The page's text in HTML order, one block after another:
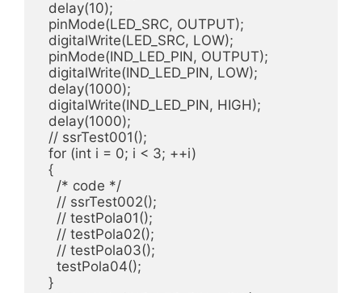
  delay(10);
  pinMode(LED_SRC, OUTPUT);
  digitalWrite(LED_SRC, LOW);
  pinMode(IND_LED_PIN, OUTPUT);
  digitalWrite(IND_LED_PIN, LOW);
  delay(1000);
  digitalWrite(IND_LED_PIN, HIGH);
  delay(1000);
  // ssrTest001();
  for (int i = 0; i < 3; ++i)
  {
    /* code */
    // ssrTest002();
    // testPola01();
    // testPola02();
    // testPola03();
    testPola04();
  }